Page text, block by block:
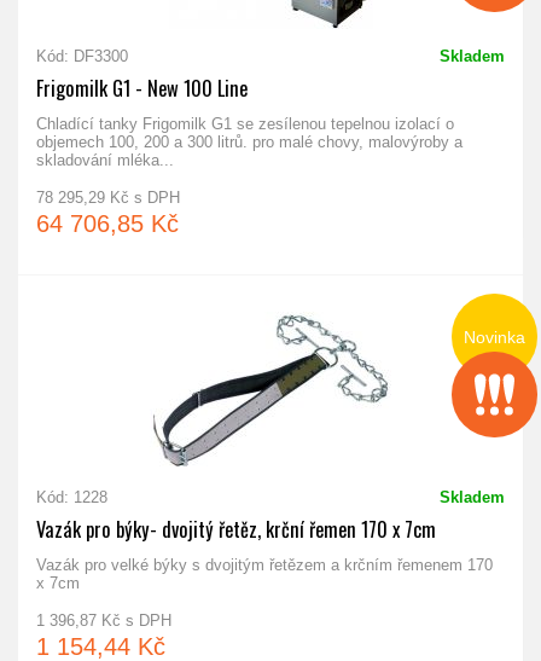
Kód: DF3300 Skladem
Frigomilk G1 - New 100 Line
Chladící tanky Frigomilk G1 se zesílenou tepelnou izolací o
objemech 100, 200 a 300 litrů. pro malé chovy, malovýroby a
skladování mléka...
78 295,29 Kč s DPH
64 706,85 Kč
Kód: 1228 Skladem
Vazák pro býky- dvojitý řetěz, krční řemen 170 x 7cm
Vazák pro velké býky s dvojitým řetězem a krčním řemenem 170
x 7cm
1 396,87 Kč s DPH
1 154,44 Kč
Novinka